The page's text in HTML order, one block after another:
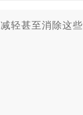
轻甚至消除这些